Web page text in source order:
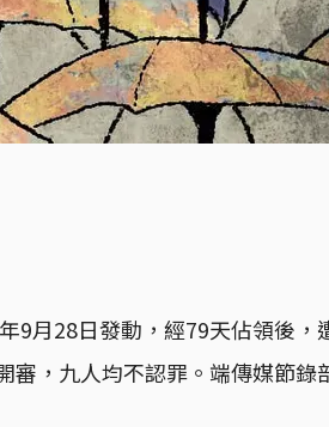
9月28日發動，經79天佔領後
審，九人均不認罪。端傳媒節錄